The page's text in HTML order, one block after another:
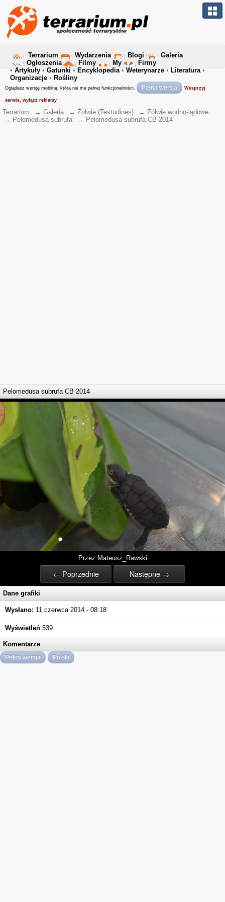
Terrarium Wydarzenia Blogi
Galeria
Ogłoszenia
Filmy My
Firmy
• Artykuły • Gatunki • Encyklopedia• Weterynarze • Literatura•
Organizacje • Rośliny
Oglądasz wersję mobilną, która nie ma pełnej funkcjonalności. Pełna wersja Wesprzyj
serwis, wyłącz reklamy
Terrarium → Galeria → Żołwie (Testudines) → Żółwie wodno-lądowe
→ Pelomedusa subrufa → Pelomedusa subrufa CB 2014
Pelomedusa subrufa CB 2014
Przez Mateusz_Rawski
← Poprzednie Następne →
Dane grafiki
Wysłano: 11 czerwca 2014 - 08:18
Wyświetleń 539
Komentarze
Pełna wersja Polski